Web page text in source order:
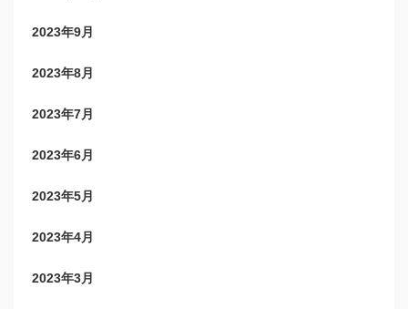
2023年9月
2023年8月
2023年7月
2023年6月
2023年5月
2023年4月
2023年3月